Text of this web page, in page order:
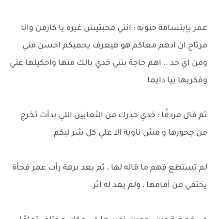
عمر بإبتسامة حنونه : انتي محبتيش غيره يا كارمن وانا
مرتاح ان ادهم معاكم هو هيعرف يحميكم احسن مني
ومن اي حد .. اهم حاجة بنتي خدي بالك منها واحكيلها عني
وفكريها بيا دايما
ثم قال مردفًا : خدي حذرك من الثعابين اللي بدأت تخرج
من جحورها و مش ناوية الا علي كل شر ليكم
لم تستطع فهم ما قاله لها ، ثم بعد برهة رأت عمر فجأة
يختفي من أمامها ، ولم يعد له أثر.